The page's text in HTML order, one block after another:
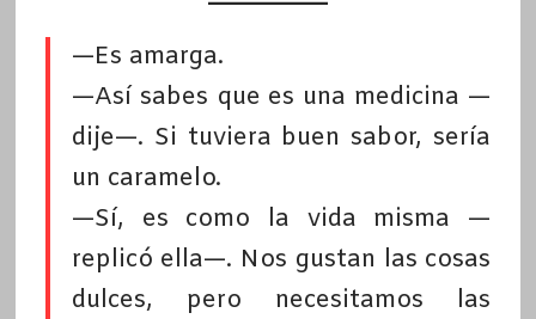
—Es amarga.
—Así sabes que es una medicina —
dije—. Si tuviera buen sabor, sería
un caramelo.
—Sí, es como la vida misma —
replicó ella—. Nos gustan las cosas
dulces, pero necesitamos las